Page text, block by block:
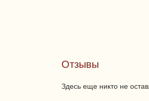
Отзывы
Здесь еще никто не